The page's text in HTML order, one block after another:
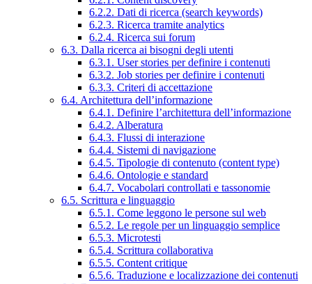
6.2.2. Dati di ricerca (search keywords)
6.2.3. Ricerca tramite analytics
6.2.4. Ricerca sui forum
6.3. Dalla ricerca ai bisogni degli utenti
6.3.1. User stories per definire i contenuti
6.3.2. Job stories per definire i contenuti
6.3.3. Criteri di accettazione
6.4. Architettura dell’informazione
6.4.1. Definire l’architettura dell’informazione
6.4.2. Alberatura
6.4.3. Flussi di interazione
6.4.4. Sistemi di navigazione
6.4.5. Tipologie di contenuto (content type)
6.4.6. Ontologie e standard
6.4.7. Vocabolari controllati e tassonomie
6.5. Scrittura e linguaggio
6.5.1. Come leggono le persone sul web
6.5.2. Le regole per un linguaggio semplice
6.5.3. Microtesti
6.5.4. Scrittura collaborativa
6.5.5. Content critique
6.5.6. Traduzione e localizzazione dei contenuti